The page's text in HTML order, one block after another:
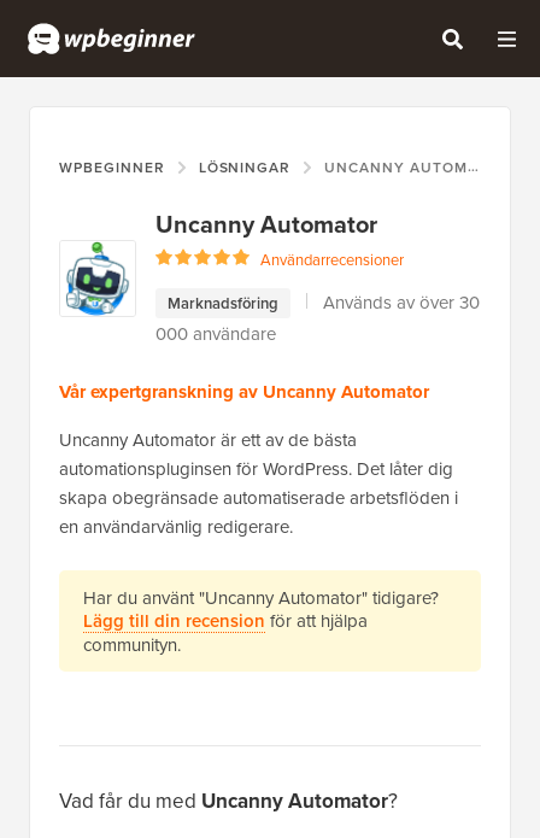
WPBEGINNER LÖSNINGAR UNCANNY AUTOMATOR
Uncanny Automator
Användarrecensioner
Marknadsföring
Används av över 30
000 användare
Vår expertgranskning av Uncanny Automator
Uncanny Automator är ett av de bästa
automationspluginsen för WordPress. Det låter dig
skapa obegränsade automatiserade arbetsflöden i
en användarvänlig redigerare.
Har du använt "Uncanny Automator" tidigare?
Lägg till din recension för att hjälpa
communityn.
Vad får du med Uncanny Automator?